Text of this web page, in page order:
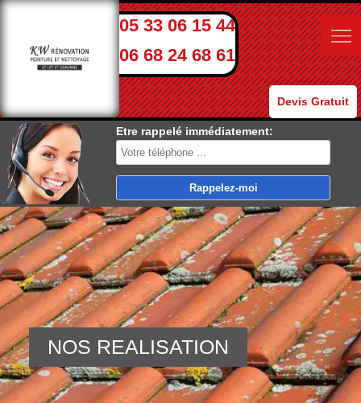
05 33 06 15 44
06 68 24 68 61
Devis Gratuit
Etre rappelé immédiatement:
NOS REALISATION